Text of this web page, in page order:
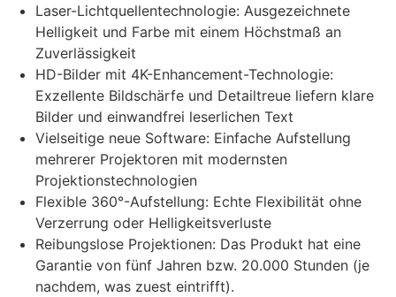
Laser-Lichtquellentechnologie: Ausgezeichnete
Helligkeit und Farbe mit einem Höchstmaß an
Zuverlässigkeit
HD-Bilder mit 4K-Enhancement-Technologie:
Exzellente Bildschärfe und Detailtreue liefern klare
Bilder und einwandfrei leserlichen Text
Vielseitige neue Software: Einfache Aufstellung
mehrerer Projektoren mit modernsten
Projektionstechnologien
Flexible 360°-Aufstellung: Echte Flexibilität ohne
Verzerrung oder Helligkeitsverluste
Reibungslose Projektionen: Das Produkt hat eine
Garantie von fünf Jahren bzw. 20.000 Stunden (je
nachdem, was zuest eintrifft).